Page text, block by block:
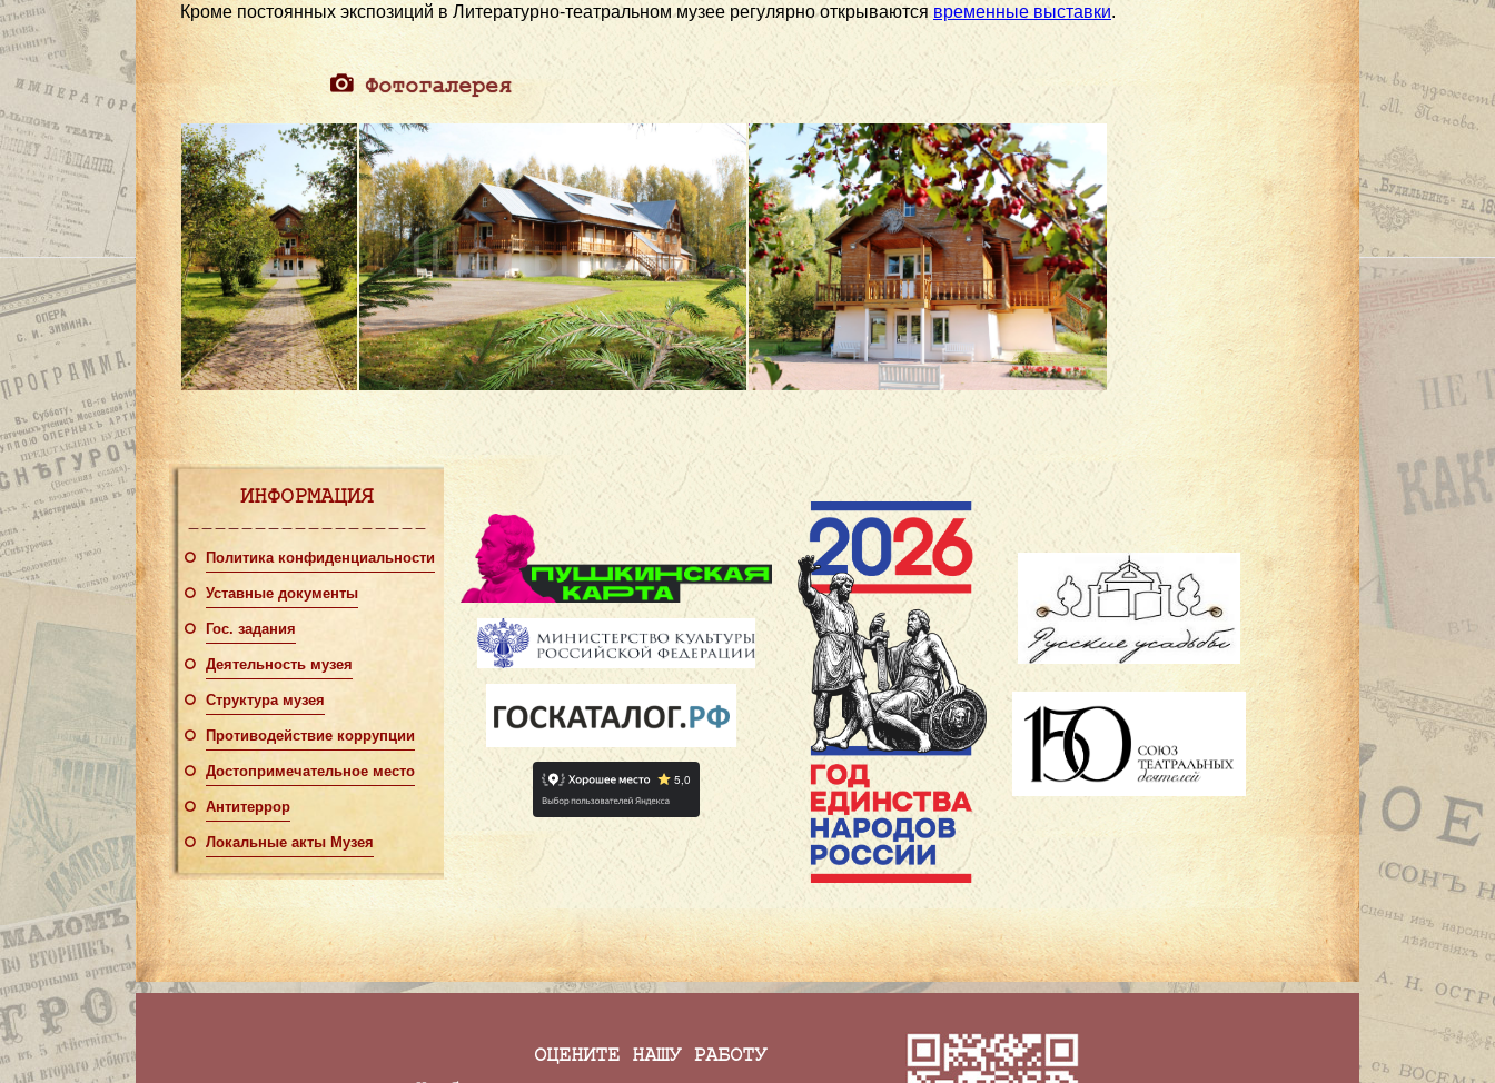
Кроме постоянных экспозиций в Литературно-театральном музее регулярно открываются временные выставки.
Фотогалерея
ИНФОРМАЦИЯ
Политика конфиденциальности
Уставные документы
Гос. задания
Деятельность музея
Структура музея
Противодействие коррупции
Достопримечательное место
Антитеррор
Локальные акты Музея
ОЦЕНИТЕ НАШУ РАБОТУ